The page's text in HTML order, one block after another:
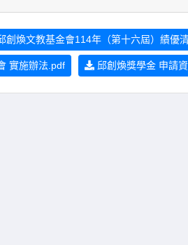
創煥文教基金會114年（第十六屆）績優
實施辦法.pdf 邱創煥獎學金 申請